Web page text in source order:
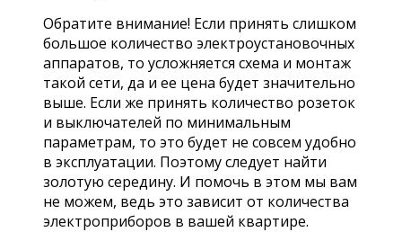
Обратите внимание! Если принять слишком
большое количество электроустановочных
аппаратов, то усложняется схема и монтаж
такой сети, да и ее цена будет значительно
выше. Если же принять количество розеток
и выключателей по минимальным
параметрам, то это будет не совсем удобно
в эксплуатации. Поэтому следует найти
золотую середину. И помочь в этом мы вам
не можем, ведь это зависит от количества
электроприборов в вашей квартире.